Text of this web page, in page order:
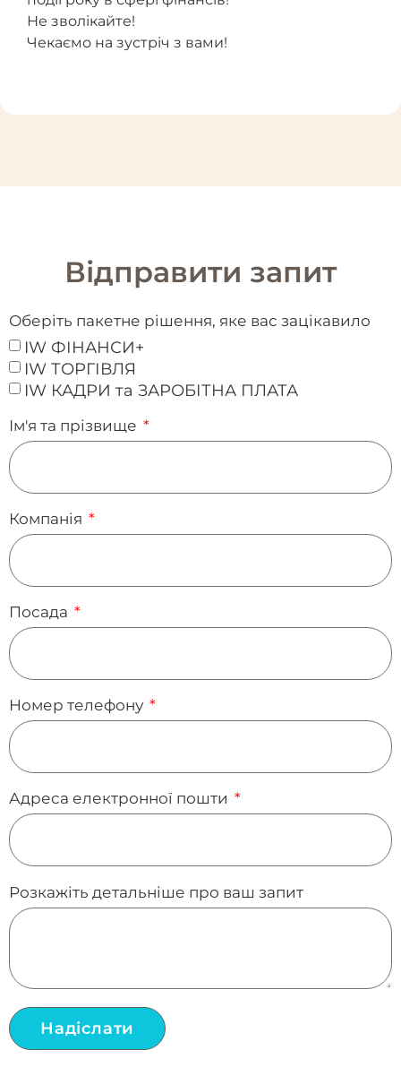
Не зволікайте!
Чекаємо на зустріч з вами!
Відправити запит
Оберіть пакетне рішення, яке вас зацікавило
IW ФІНАНСИ+
IW ТОРГІВЛЯ
IW КАДРИ та ЗАРОБІТНА ПЛАТА
Ім'я та прізвище
Компанія
Посада
Номер телефону
Адреса електронної пошти
Розкажіть детальніше про ваш запит
Надіслати